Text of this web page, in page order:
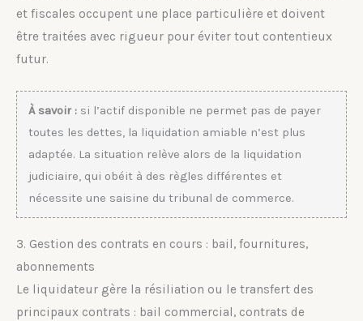
et fiscales occupent une place particulière et doivent
être traitées avec rigueur pour éviter tout contentieux
futur.
À savoir : si l’actif disponible ne permet pas de payer
toutes les dettes, la liquidation amiable n’est plus
adaptée. La situation relève alors de la liquidation
judiciaire, qui obéit à des règles différentes et
nécessite une saisine du tribunal de commerce.
3. Gestion des contrats en cours : bail, fournitures,
abonnements
Le liquidateur gère la résiliation ou le transfert des
principaux contrats : bail commercial, contrats de